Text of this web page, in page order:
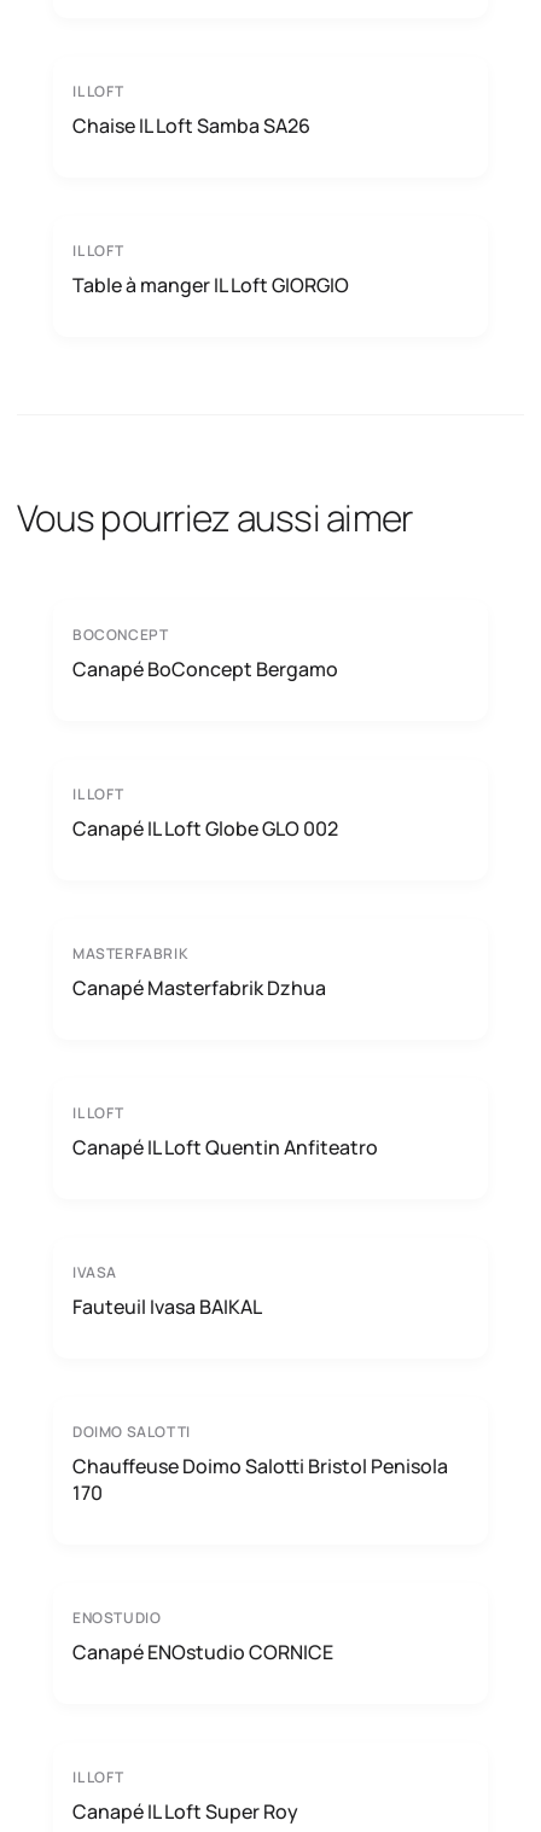
IL LOFT
Chaise IL Loft Samba SA26
IL LOFT
Table à manger IL Loft GIORGIO
Vous pourriez aussi aimer
BOCONCEPT
Canapé BoConcept Bergamo
IL LOFT
Canapé IL Loft Globe GLO 002
MASTERFABRIK
Canapé Masterfabrik Dzhua
IL LOFT
Canapé IL Loft Quentin Anfiteatro
IVASA
Fauteuil Ivasa BAIKAL
DOIMO SALOTTI
Chauffeuse Doimo Salotti Bristol Penisola
170
ENOSTUDIO
Canapé ENOstudio CORNICE
IL LOFT
Canapé IL Loft Super Roy